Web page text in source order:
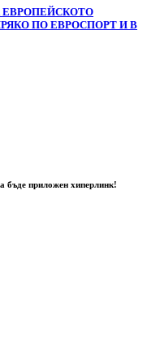
ЕВРОПЕЙСКОТО
ПО ЕВРОСПОРТ И В
бъде приложен хиперлинк!